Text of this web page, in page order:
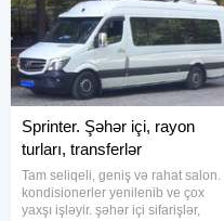
Sprinter. Şəhər içi, rayon
turları, transferlər
Tam seliqeli, geniş və rahat salon.
kondisionerler yenilenib ve çox
yaxşı işləyir. şəhər içi sifarişlər,